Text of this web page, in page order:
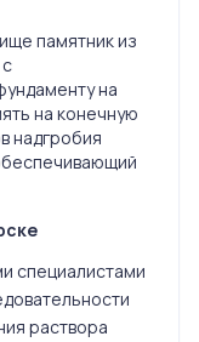
памятник из
на
на конечную
надгробия
специалистами
раствора